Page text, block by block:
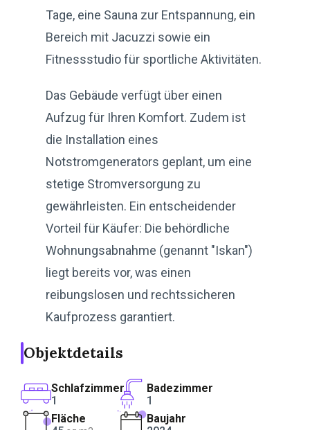
Tage, eine Sauna zur Entspannung, ein
Bereich mit Jacuzzi sowie ein
Fitnessstudio für sportliche Aktivitäten.
Das Gebäude verfügt über einen
Aufzug für Ihren Komfort. Zudem ist
die Installation eines
Notstromgenerators geplant, um eine
stetige Stromversorgung zu
gewährleisten. Ein entscheidender
Vorteil für Käufer: Die behördliche
Wohnungsabnahme (genannt "Iskan")
liegt bereits vor, was einen
reibungslosen und rechtssicheren
Kaufprozess garantiert.
Objektdetails
Schlafzimmer
1
Badezimmer
1
Fläche
Baujahr